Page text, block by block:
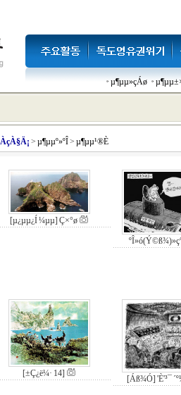
µ¶µµ»çÁø
ÀçÀ§Ä¡ > µ¶µµº»ºÎ> µ¶µµ¹®È­
[µ¿µµ¿Í ¼­µµ] Ç×°ø
[±Ç¿ë¼· 14]
[Áß¾Ó] 'È­'³¯